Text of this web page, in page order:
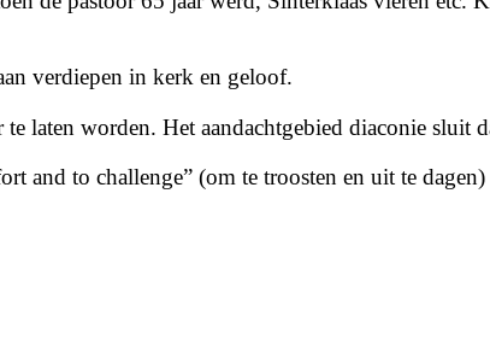
verdiepen in kerk en geloof.
laten worden. Het aandachtgebied diaconie sluit
and to challenge” (om te troosten en uit te dagen)